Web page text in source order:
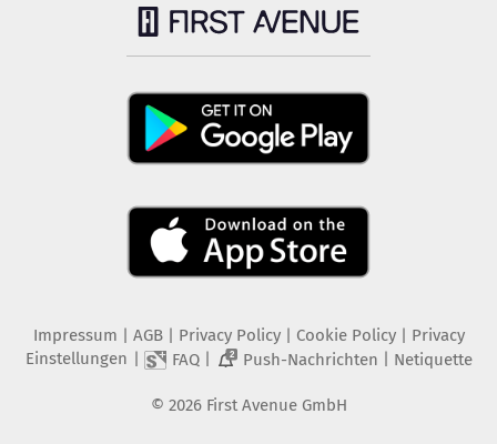
Impressum AGB Privacy Policy| Cookie Policy| Privacy
Einstellungen
FAQ| 2 Push-Nachrichten Netiquette
© 2026 First Avenue GmbH